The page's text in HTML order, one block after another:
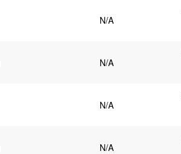
N/A
N/A
N/A
N/A